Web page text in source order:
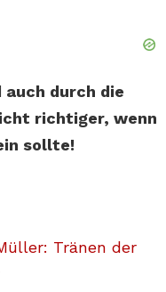
auch durch die
richtiger, wenn
sollte!
Tränen der